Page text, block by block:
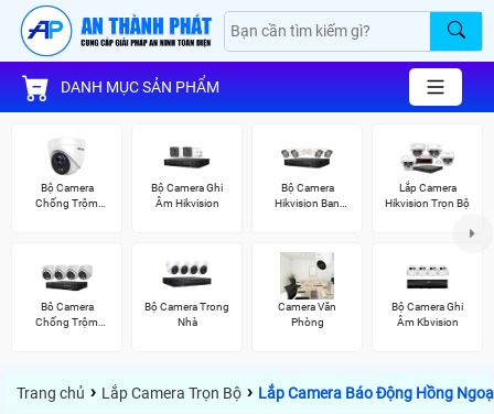
DANH MỤC SẢN PHẨM
Bộ Camera
Chống Trộm
Bộ Camera Ghi
Âm Hikvision
Bộ Camera
Hikvision Ban
Lắp Camera
Hikvision Trọn Bộ
Bô Camera
Chống Trộm
Bộ Camera Trong
Nhà
Camera Văn
Phòng
Bộ Camera Ghi
Âm Kbvision
Trang chủ › Lắp Camera Trọn Bộ › Lắp Camera Báo Động Hồng